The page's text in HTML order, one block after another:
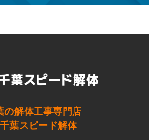
の解体工事専門店
千葉スピード解体